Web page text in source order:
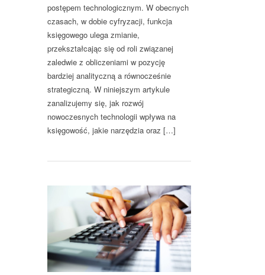
postępem technologicznym. W obecnych
czasach, w dobie cyfryzacji, funkcja
księgowego ulega zmianie,
przekształcając się od roli związanej
zaledwie z obliczeniami w pozycję
bardziej analityczną a równocześnie
strategiczną. W niniejszym artykule
zanalizujemy się, jak rozwój
nowoczesnych technologii wpływa na
księgowość, jakie narzędzia oraz […]